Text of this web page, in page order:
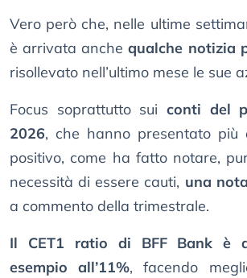
Vero però che, nelle ultime
è arrivata anchequalche notizia
risollevato nell’ultimo mese le sue
Focus soprattutto sui conti del
2026, che hanno presentato più
positivo, come ha fatto notare,
necessità di essere cauti, una
a commento della trimestrale.
Il CET1 ratio di BFF Bank è
esempio all’11%, facendo